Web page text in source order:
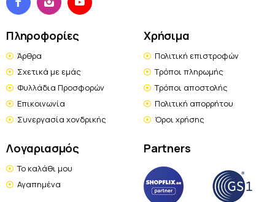
Πληροφορίες
Άρθρα
Σχετικά με εμάς
Φυλλάδια Προσφορών
Επικοινωνία
Συνεργασία χονδρικής
Χρήσιμα
Πολιτική επιστροφών
Τρόποι πληρωμής
Τρόποι αποστολής
Πολιτική απορρήτου
Όροι χρήσης
Λογαριασμός
Το καλάθι μου
Αγαπημένα
Partners